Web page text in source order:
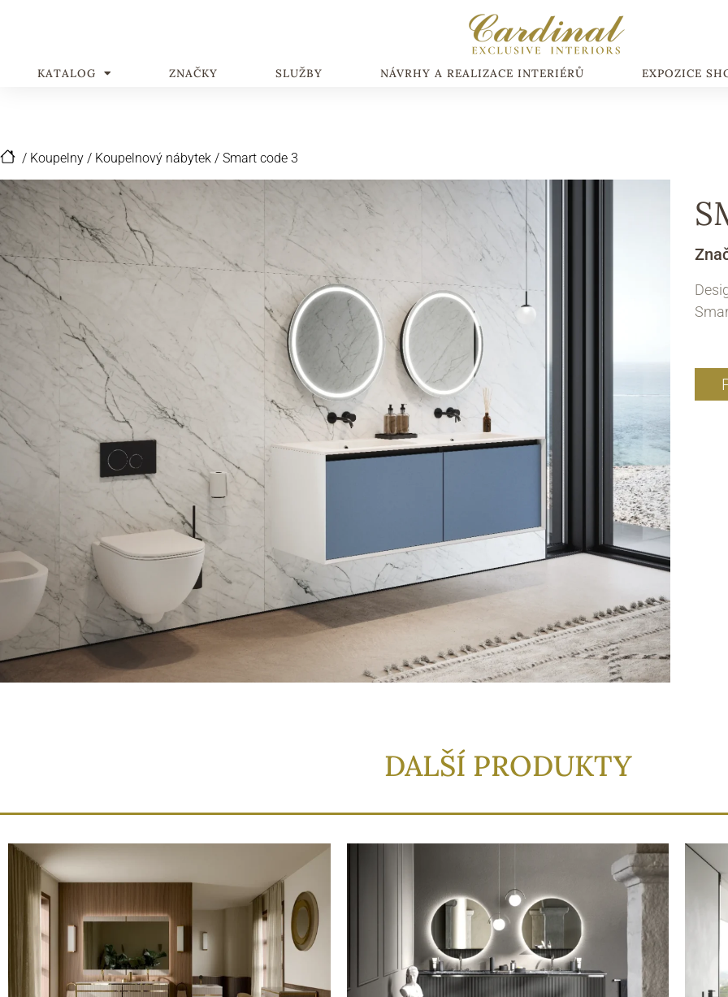
KATALOG ZNAČKY SLUŽBY NÁVRHY A REALIZACE INTERIÉRŮ EXPOZICE
/ Koupelny / Koupelnový nábytek / Smart code 3
DALŠÍ PRODUKTY